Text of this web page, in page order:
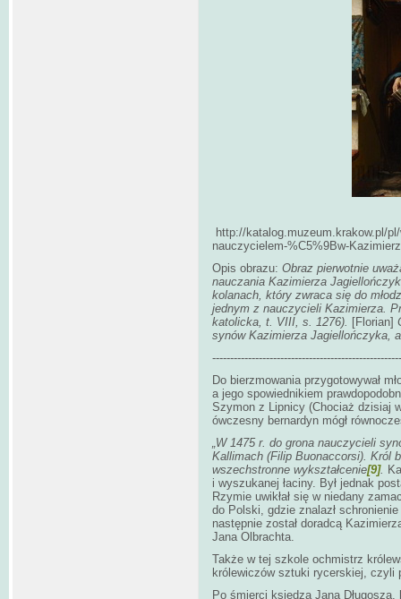
http://katalog.muzeum.krakow.pl/
nauczycielem-%C5%9Bw-
Opis obrazu: Obraz pierwotnie
nauczania Kazimierza
kolanach, który zwraca się do
jednym z nauczycieli Kazimierza.
katolicka, t. VIII, s. 1276). [Florian]
synów Kazimierza Jagiellończyka,
Do bierzmowania przygotowywał
a jego spowiednikiem
Szymon z Lipnicy (Chociaż dzisiaj
ówczesny bernardyn mógł
„W 1475 r. do grona nauczycieli
Kallimach (Filip Buonaccorsi). Król
wszechstronne wykształcenie[9].
i wyszukanej łaciny. Był jednak
Rzymie uwikłał się w niedany
do Polski, gdzie znalazł
następnie został doradcą
Jana Olbrachta.
Także w tej szkole ochmistrz
królewiczów sztuki rycerskiej, czyli
Po śmierci księdza Jana